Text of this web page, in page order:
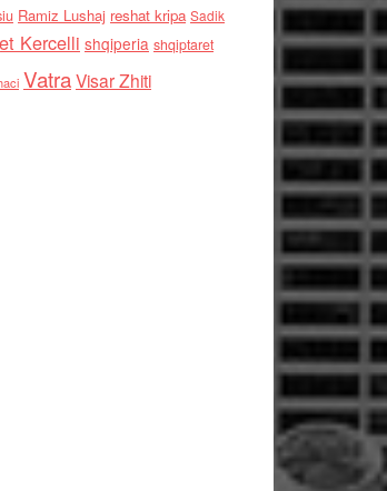
Ramiz Lushaj reshat kripa Sadik
Kercelli shqiperia shqiptaret
VatraVisar Zhiti